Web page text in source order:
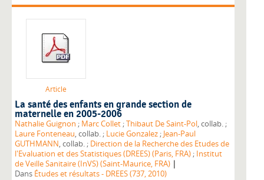
Article
La santé des enfants en grande section de
maternelle en 2005-2006
Nathalie Guignon ; Marc Collet;Thibaut De Saint-Pol
, collab. ;
Laure Fonteneau
, collab. ; Lucie Gonzalez;Jean-Paul
GUTHMANN
, collab. ; Direction de la Recherche des Etudes de
l'Evaluation et des Statistiques (DREES) (Paris, FRA); Institut
de Veille Sanitaire (InVS) (Saint-Maurice, FRA) |
Dans Études et résultats - DREES (737, 2010)